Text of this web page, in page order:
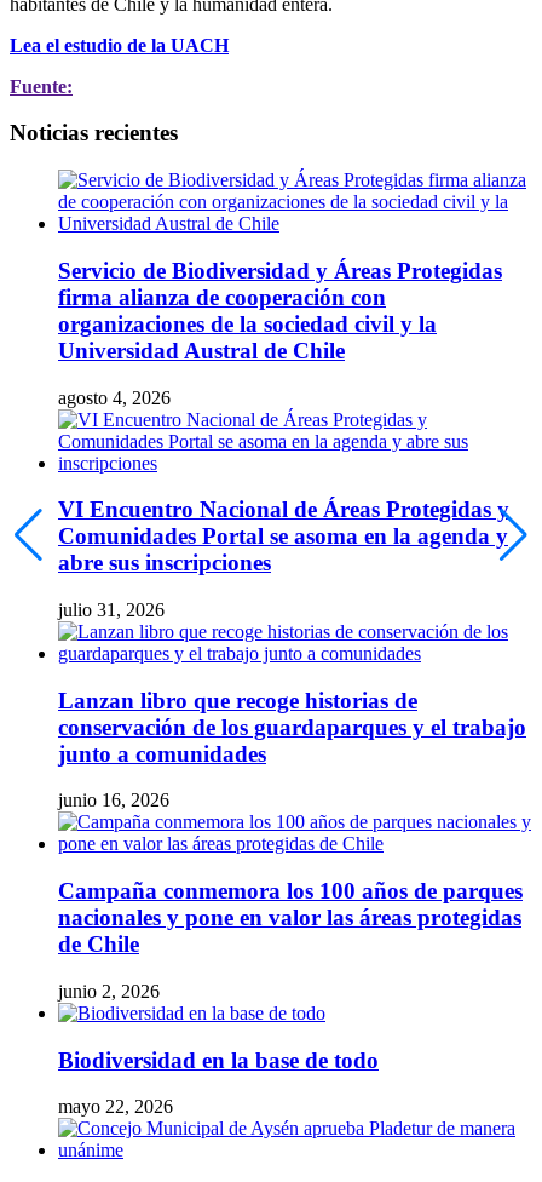
Lea el estudio de la UACH
Fuente:
Noticias recientes
Servicio de Biodiversidad y Áreas Protegidas
firma alianza de cooperación con
organizaciones de la sociedad civil y la
Universidad Austral de Chile
agosto 4, 2026
VI Encuentro Nacional de Áreas Protegidas y
Comunidades Portal se asoma en la agenda y
abre sus inscripciones
julio 31, 2026
Lanzan libro que recoge historias de
conservación de los guardaparques y el trabajo
junto a comunidades
junio 16, 2026
Campaña conmemora los 100 años de parques
nacionales y pone en valor las áreas protegidas
de Chile
junio 2, 2026
Biodiversidad en la base de todo
mayo 22, 2026